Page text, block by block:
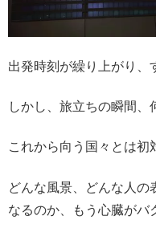
出発時刻が繰り上がり、
しかし、旅立ちの瞬間、
これから向う国々とは初
どんな風景、どんな人の
なるのか、もう心臓がバ